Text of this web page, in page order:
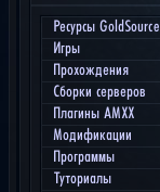
Ресурсы GoldSource
Игры
Прохождения
Сборки серверов
Плагины AMXX
Модификации
Программы
Туториалы